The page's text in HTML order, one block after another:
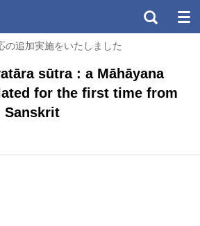
の追加実施をいたしました
sūtra : a Māhāyana
for the first time from
Sanskrit